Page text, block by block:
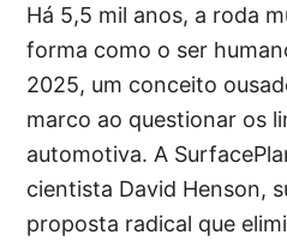
Há 5,5 mil anos, a roda
forma como o ser
2025, um conceito
marco ao questionar os
automotiva. A
cientista David Henson,
proposta radical que